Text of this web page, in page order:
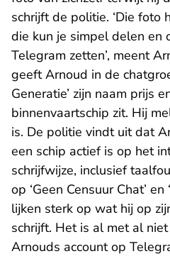
schrijft de politie. ‘Die foto
die kun je simpel delen en
Telegram zetten’, meent
geeft Arnoud in de
Generatie’ zijn naam prijs
binnenvaartschip zit. Hij
is. De politie vindt uit dat
een schip actief is op het
schrijfwijze, inclusief
op ‘Geen Censuur Chat’
lijken sterk op wat hij op
schrijft. Het is al met al
Arnouds account op